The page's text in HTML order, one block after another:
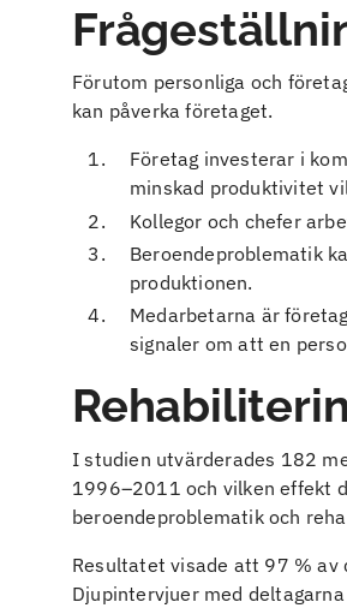
Förutom personliga och
kan påverka företaget.
Företag investerar i
minskad produktivitet
Kollegor och chefer
Beroendeproblematik
produktionen.
Medarbetarna är
signaler om att en
I studien utvärderades 182
1996–2011 och vilken effekt
beroendeproblematik och
Resultatet visade att 97 %
Djupintervjuer med